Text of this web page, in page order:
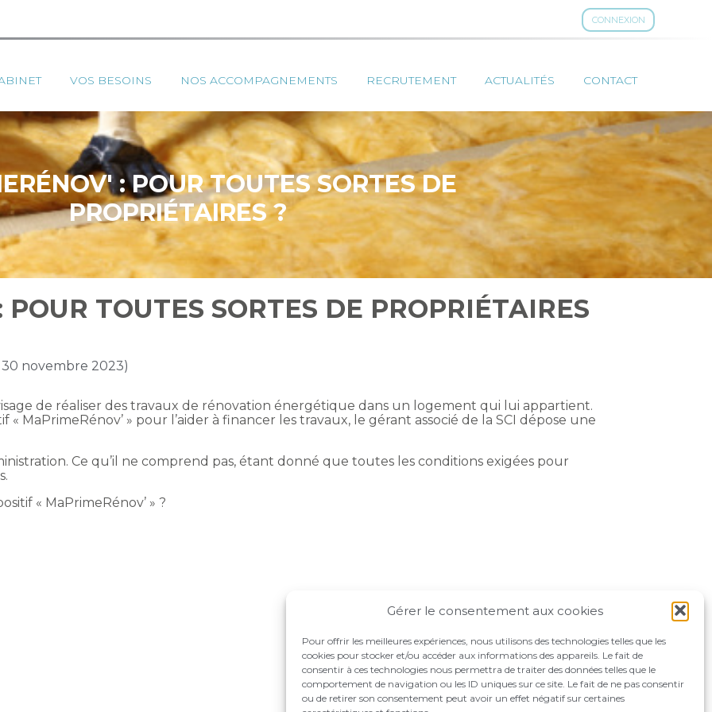
Gérer le consentement aux cookies
Pour offrir les meilleures expériences, nous utilisons des technologies telles que les
cookies pour stocker et/ou accéder aux informations des appareils. Le fait de
consentir à ces technologies nous permettra de traiter des données telles que le
comportement de navigation ou les ID uniques sur ce site. Le fait de ne pas consentir
ou de retirer son consentement peut avoir un effet négatif sur certaines
CONNEXION
VOS BESOINS NOS ACCOMPAGNEMENTS RECRUTEMENT ACTUALITÉS CONTACT
: POUR TOUTES SORTES DE
PROPRIÉTAIRES ?
TOUTES SORTES DE PROPRIÉTAIRES
30 novembre 2023)
de réaliser des travaux de rénovation énergétique dans un logement qui lui appartient.
MaPrimeRénov’ » pour l’aider à financer les travaux, le gérant associé de la SCI dépose une
Ce qu’il ne comprend pas, étant donné que toutes les conditions exigées pour
« MaPrimeRénov’ » ?